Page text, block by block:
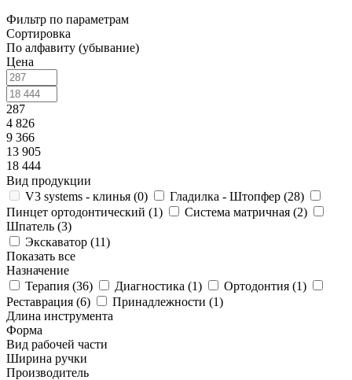
Фильтр по параметрам
Сортировка
По алфавиту (убывание)
Цена
287
4 826
9 366
13 905
18 444
Вид продукции
V3 systems - клинья (0) Гладилка - Штопфер (28)
Пинцет ортодонтический (1) Система матричная (2)
Шпатель (3)
Экскаватор (11)
Показать все
Назначение
Терапия (36) Диагностика (1) Ортодонтия (1)
Реставрация (6) Принадлежности (1)
Длина инструмента
Форма
Вид рабочей части
Ширина ручки
Производитель